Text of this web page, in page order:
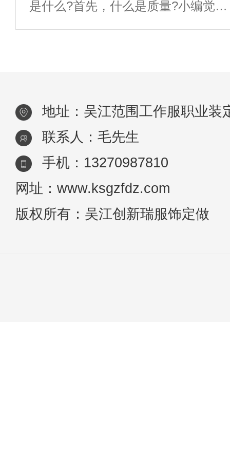
定制工作服？那你就大错特错了！在
是什么?首先，什么是质量?小编觉得
就是简简朴单一句话：质量=良心+责
不会出
地址：吴江范围工作服职业装
联系人：毛先生
手机：13270987810
网址：www.ksgzfdz.com
版权所有：吴江创新瑞服饰定做